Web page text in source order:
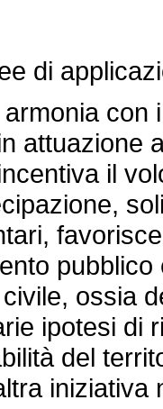
di
con i
attuazione
il
ossia
ipotesi di
del